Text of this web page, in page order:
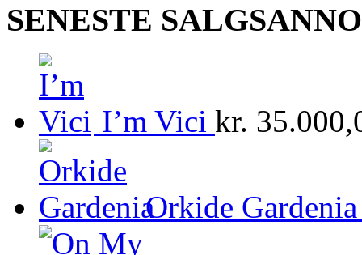
SENESTE
I’m Vici kr.
Orkide Gardenia